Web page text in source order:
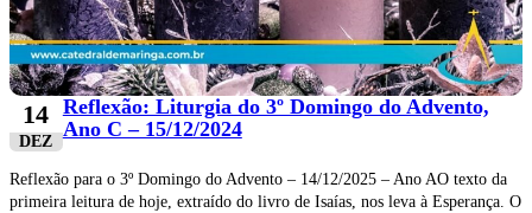
14
DEZ
Reflexão: Liturgia do 3º Domingo do Advento,
Ano C – 15/12/2024
Reflexão para o 3º Domingo do Advento – 14/12/2025 – Ano AO texto da
primeira leitura de hoje, extraído do livro de Isaías, nos leva à Esperança. O